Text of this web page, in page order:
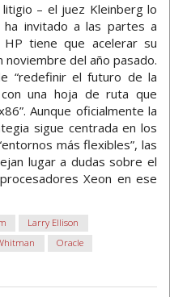
– el juez Kleinberg lo
invitado a las partes a
HP tiene que acelerar su
del año pasado.
“redefinir el futuro de la
una hoja de ruta que
Aunque oficialmente la
sigue centrada en los
más flexibles”, las
lugar a dudas sobre el
Xeon en ese
Larry Ellison
Oracle